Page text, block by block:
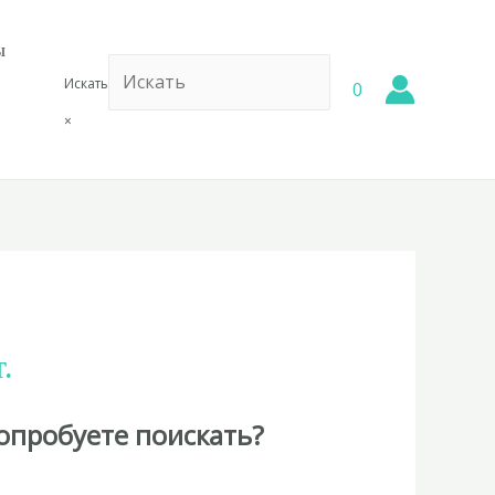
Искать
×
0
поискать?